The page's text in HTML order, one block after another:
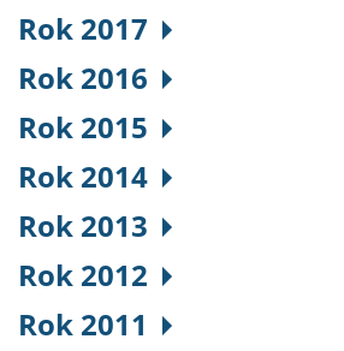
Rok 2017
Rok 2016
Rok 2015
Rok 2014
Rok 2013
Rok 2012
Rok 2011